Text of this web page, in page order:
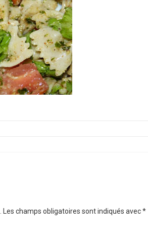
Les champs obligatoires sont indiqués avec*